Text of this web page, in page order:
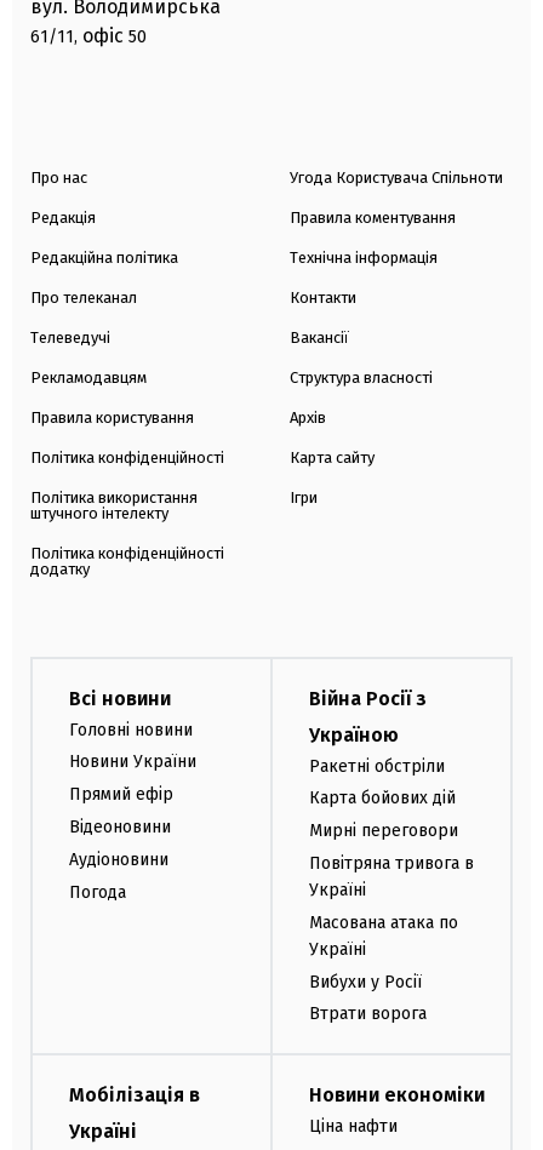
вул. Володимирська
61/11, офіс 50
Про нас
Редакція
Редакційна політика
Про телеканал
Телеведучі
Рекламодавцям
Правила користування
Політика конфіденційності
Політика використання
штучного інтелекту
Політика конфіденційності
додатку
Угода Користувача Спільноти
Правила коментування
Технічна інформація
Контакти
Вакансії
Структура власності
Архів
Карта сайту
Ігри
Всі новини
Головні новини
Новини України
Прямий ефір
Відеоновини
Аудіоновини
Погода
Війна Росії з
Україною
Ракетні обстріли
Карта бойових дій
Мирні переговори
Повітряна тривога в
Україні
Масована атака по
Україні
Вибухи у Росії
Втрати ворога
Мобілізація в
Україні
Новини економіки
Ціна нафти